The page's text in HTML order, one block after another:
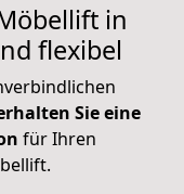
in
flexibel
Sie eine
für Ihren